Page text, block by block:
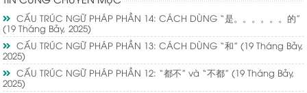
CẤU TRÚC NGỮ PHÁP PHẦN 14: CÁCH DÙNG “是。。。。。。的”
(19 Tháng Bảy, 2025)
CẤU TRÚC NGỮ PHÁP PHẦN 13: CÁCH DÙNG “和”(19 Tháng Bảy,
2025)
CẤU TRÚC NGỮ PHÁP PHẦN 12: “都不” và “不都”(19 Tháng Bảy,
2025)